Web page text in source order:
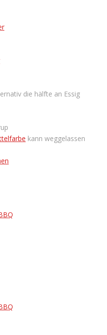
die hälfte an Essig
kann weggelassen